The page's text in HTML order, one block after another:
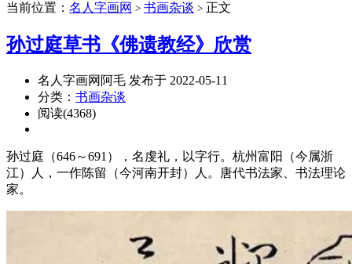
当前位置： 名人字画网 > 书画杂谈 > 正文
孙过庭草书《佛遗教经》欣赏
名人字画网阿毛 发布于 2022-05-11
分类： 书画杂谈
阅读(4368)
孙过庭（646～691），名虔礼，以字行。杭州富阳（今属浙
江）人，一作陈留（今河南开封）人。唐代书法家、书法理论
家。